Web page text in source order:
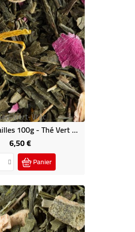
Vert-Vrac
Nuit À Versailles 100g - Thé Vert Arômatisé Dammann
6,50 €Prix
Panier